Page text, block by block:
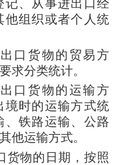
记、从事进出口经
他组织或者个人统
口货物的贸易方
求分类统计。
口货物的运输方
境时的运输方式统
、铁路运输、公路
他运输方式。
物的日期，按照